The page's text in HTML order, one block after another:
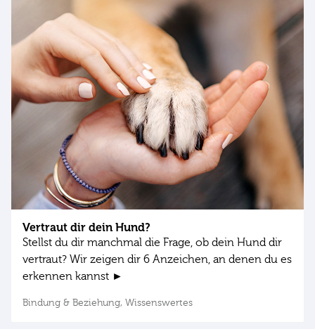
Vertraut dir dein Hund?
Stellst du dir manchmal die Frage, ob dein Hund dir
vertraut? Wir zeigen dir 6 Anzeichen, an denen du es
erkennen kannst ►
Bindung & Beziehung, Wissenswertes